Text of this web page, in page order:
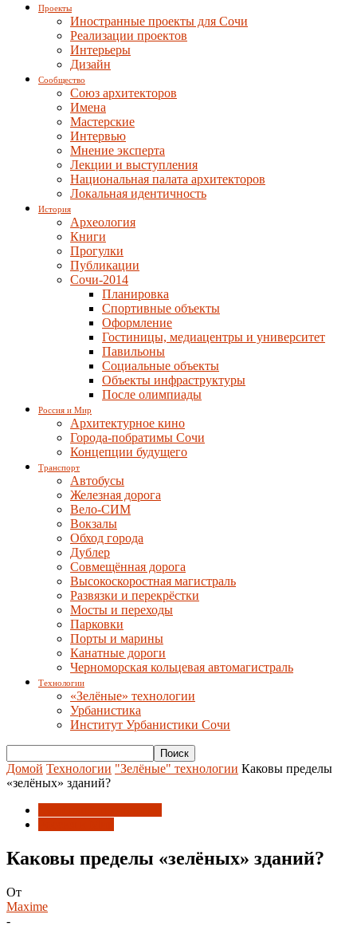
Проекты
Иностранные проекты для Сочи
Реализации проектов
Интерьеры
Дизайн
Сообщество
Союз архитекторов
Имена
Мастерские
Интервью
Мнение эксперта
Лекции и выступления
Национальная палата архитекторов
Локальная идентичность
История
Археология
Книги
Прогулки
Публикации
Сочи-2014
Планировка
Спортивные объекты
Оформление
Гостиницы, медиацентры и университет
Павильоны
Социальные объекты
Объекты инфраструктуры
После олимпиады
Россия и Мир
Архитектурное кино
Города-побратимы Сочи
Концепции будущего
Транспорт
Автобусы
Железная дорога
Вело-СИМ
Вокзалы
Обход города
Дублер
Совмещённая дорога
Высокоскоростная магистраль
Развязки и перекрёстки
Мосты и переходы
Парковки
Порты и марины
Канатные дороги
Черноморская кольцевая автомагистраль
Технологии
«Зелёные» технологии
Урбанистика
Институт Урбанистики Сочи
Домой Технологии "Зелёные" технологии Каковы пределы
«зелёных» зданий?
Каковы пределы «зелёных» зданий?
От
Maxime
-